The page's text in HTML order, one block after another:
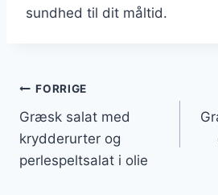
sundhed til dit måltid.
Indlægsnavigation
FORRIGE
Græsk salat med
krydderurter og
perlespeltsalat i olie